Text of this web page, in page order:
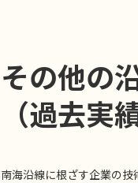
その他の
（過去実
南海沿線に根ざす企業の技